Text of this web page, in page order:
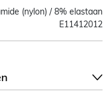
(nylon) / 8% elastaan
E11412012